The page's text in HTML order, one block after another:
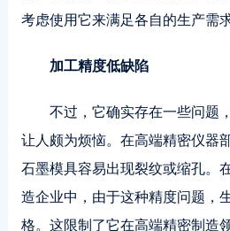
考虑使用它来满足各自的生产需求
加工精度低缺陷
不过，它确实存在一些问题
让人颇为烦恼。在高端精密仪器
石墨模具容易出现裂纹或缩孔。
造企业中，由于这种精度问题，
格。这限制了它在高端精密制造